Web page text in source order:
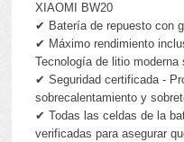
XIAOMI BW20
✔ Batería de repuesto con
✔ Máximo rendimiento
Tecnología de litio moderna
✔ Seguridad certificada -
sobrecalentamiento y
✔ Todas las celdas de la
verificadas para asegurar